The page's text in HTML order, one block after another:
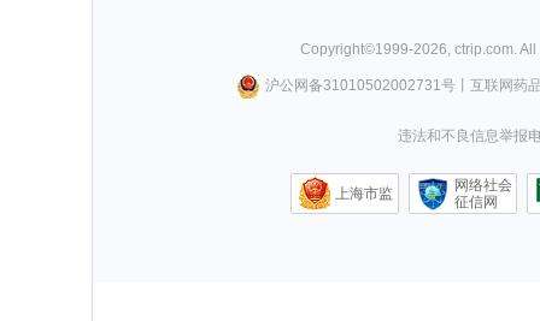
Copyright©1999-2026 ctrip.com .
沪公网备31010502002731号丨 互联网药
违法和不良信息举报
上海市监
网络社会
征信网